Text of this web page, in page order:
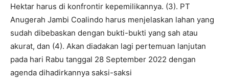
Hektar harus di konfrontir kepemilikannya. (3). PT
Anugerah Jambi Coalindo harus menjelaskan lahan yang
sudah dibebaskan dengan bukti-bukti yang sah atau
akurat, dan (4). Akan diadakan lagi pertemuan lanjutan
pada hari Rabu tanggal 28 September 2022 dengan
agenda dihadirkannya saksi-saksi